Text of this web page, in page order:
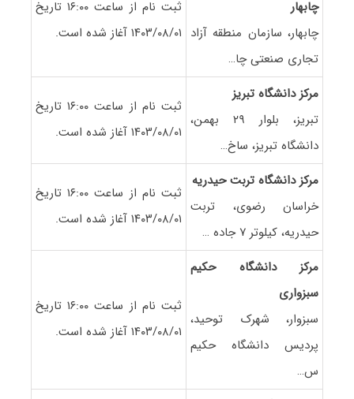
چابهار
چابهار، سازمان منطقه آزاد
تجاری صنعتی چا…
ثبت نام از ساعت ۱۶:۰۰ تاریخ
۱۴۰۳/۰۸/۰۱ آغاز شده است.
مرکز دانشگاه تبریز
تبریز، بلوار ۲۹ بهمن،
دانشگاه تبریز، ساخ…
ثبت نام از ساعت ۱۶:۰۰ تاریخ
۱۴۰۳/۰۸/۰۱ آغاز شده است.
مرکز دانشگاه تربت حیدریه
خراسان رضوی، تربت
حیدریه، کیلوتر ۷ جاده …
ثبت نام از ساعت ۱۶:۰۰ تاریخ
۱۴۰۳/۰۸/۰۱ آغاز شده است.
مرکز دانشگاه حکیم
سبزواری
سبزوار، شهرک توحید،
پردیس دانشگاه حکیم
س…
ثبت نام از ساعت ۱۶:۰۰ تاریخ
۱۴۰۳/۰۸/۰۱ آغاز شده است.